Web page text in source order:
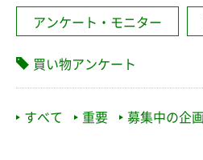
アンケート・モニター
買い物アンケート
すべて 重要 募集中の企画